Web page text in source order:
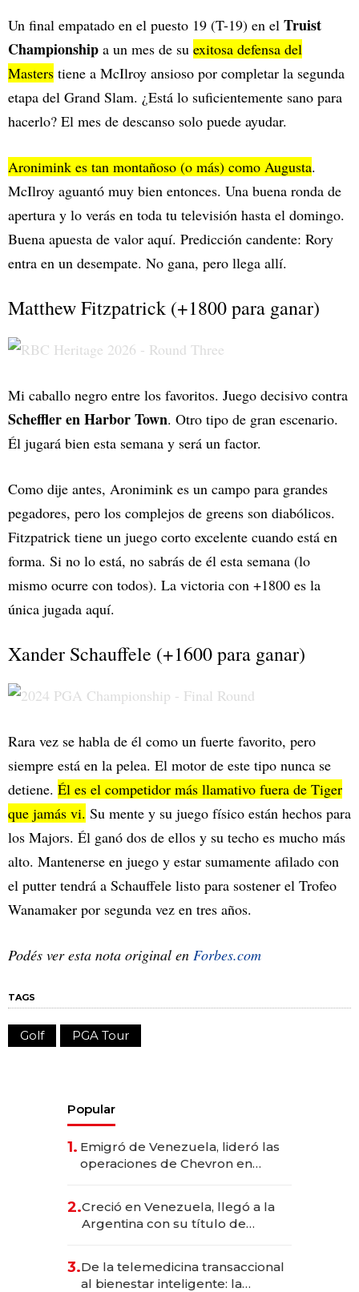
Un final empatado en el puesto 19 (T-19) en el Truist
Championship a un mes de su exitosa defensa del
Masters tiene a McIlroy ansioso por completar la segunda
etapa del Grand Slam. ¿Está lo suficientemente sano para
hacerlo? El mes de descanso solo puede ayudar.
Aronimink es tan montañoso (o más) como Augusta.
McIlroy aguantó muy bien entonces. Una buena ronda de
apertura y lo verás en toda tu televisión hasta el domingo.
Buena apuesta de valor aquí. Predicción candente: Rory
entra en un desempate. No gana, pero llega allí.
Matthew Fitzpatrick (+1800 para ganar)
Mi caballo negro entre los favoritos. Juego decisivo contra
Scheffler en Harbor Town. Otro tipo de gran escenario.
Él jugará bien esta semana y será un factor.
Como dije antes, Aronimink es un campo para grandes
pegadores, pero los complejos de greens son diabólicos.
Fitzpatrick tiene un juego corto excelente cuando está en
forma. Si no lo está, no sabrás de él esta semana (lo
mismo ocurre con todos). La victoria con +1800 es la
única jugada aquí.
Xander Schauffele (+1600 para ganar)
Rara vez se habla de él como un fuerte favorito, pero
siempre está en la pelea. El motor de este tipo nunca se
detiene. Él es el competidor más llamativo fuera de Tiger
que jamás vi. Su mente y su juego físico están hechos para
los Majors. Él ganó dos de ellos y su techo es mucho más
alto. Mantenerse en juego y estar sumamente afilado con
el putter tendrá a Schauffele listo para sostener el Trofeo
Wanamaker por segunda vez en tres años.
Podés ver esta nota original en Forbes.com
TAGS
Golf PGA Tour
Popular
1. Emigró de Venezuela, lideró las
operaciones de Chevron en
2.Creció en Venezuela, llegó a la
Argentina con su título de
las marcas "fast premium"
3.De la telemedicina transaccional
al bienestar inteligente: la